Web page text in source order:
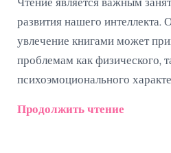
Чтение является важным
развития нашего интеллекта.
увлечение книгами может
проблемам как физического,
психоэмоционального
количества книг без вреда
Продолжить чтение